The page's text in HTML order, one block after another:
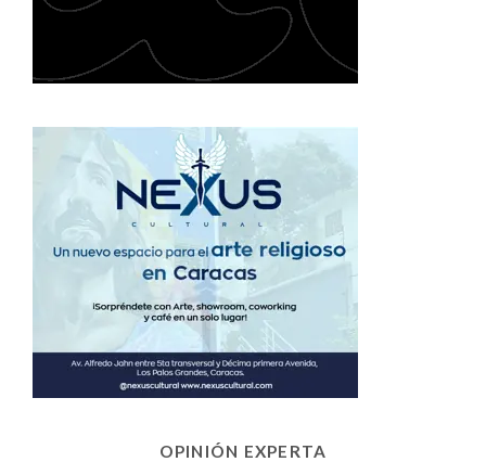
OPINIÓN EXPERTA